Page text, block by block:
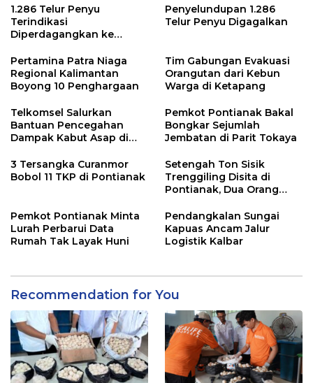
1.286 Telur Penyu
Terindikasi
Diperdagangkan ke
Penyelundupan 1.286
Telur Penyu Digagalkan
Pertamina Patra Niaga
Regional Kalimantan
Boyong 10 Penghargaan
Tim Gabungan Evakuasi
Orangutan dari Kebun
Warga di Ketapang
Telkomsel Salurkan
Bantuan Pencegahan
Dampak Kabut Asap di
Pemkot Pontianak Bakal
Bongkar Sejumlah
Jembatan di Parit Tokaya
3 Tersangka Curanmor
Bobol 11 TKP di Pontianak
Setengah Ton Sisik
Trenggiling Disita di
Pontianak, Dua Orang
Pemkot Pontianak Minta
Lurah Perbarui Data
Rumah Tak Layak Huni
Pendangkalan Sungai
Kapuas Ancam Jalur
Logistik Kalbar
Recommendation for You